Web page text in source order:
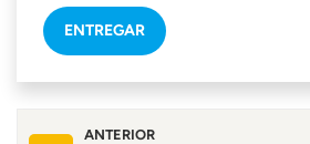
ENTREGAR
ANTERIOR